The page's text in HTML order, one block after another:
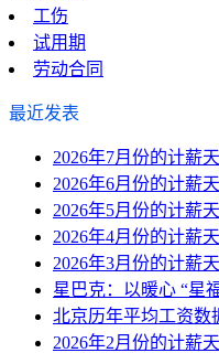
工伤
试用期
劳动合同
最近发表
2026年7月份的计薪
2026年6月份的计薪
2026年5月份的计薪
2026年4月份的计薪
2026年3月份的计薪
星巴克：以暖心 “星
北京历年平均工资数
2026年2月份的计薪